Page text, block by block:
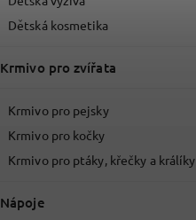
Dětská kosmetika
Krmivo pro zvířata
Krmivo pro pejsky
Krmivo pro kočky
Krmivo pro ptáky, křečky a králíky
Nápoje